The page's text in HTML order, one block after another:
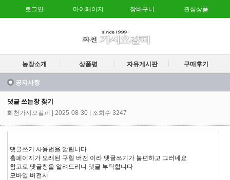
로그인 마이페이지 장바구니 관심상품
농장소개 상품평 자유게시판 구매후기
공지사항
댓글 쓰는창 찾기
화천가시오갈피
| 2025-08-30 | 조회수 3247
댓글쓰기 사용법을 알립니다
홈페이지가 오래된 구형 버전 이라 댓글쓰기가 불편하고 그러네요
참고로 댓글창을 알려드리니 댓글 부탁합니다
모바일 버전시